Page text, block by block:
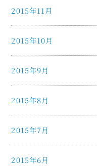
2015年11月
2015年10月
2015年9月
2015年8月
2015年7月
2015年6月